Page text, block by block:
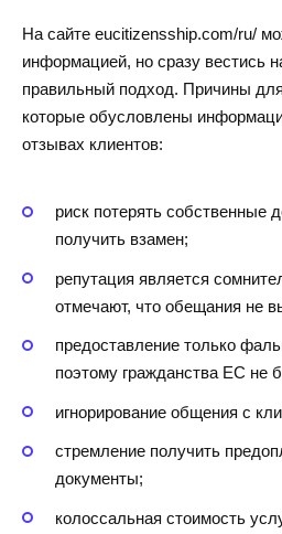
На сайте eucitizensship.com/ru/
информацией, но сразу вестись
правильный подход. Причины
которые обусловлены
отзывах клиентов:
риск потерять собственные
получить взамен;
репутация является
отмечают, что обещания не
предоставление только
поэтому гражданства ЕС не
игнорирование общения с
стремление получить
документы;
колоссальная стоимость